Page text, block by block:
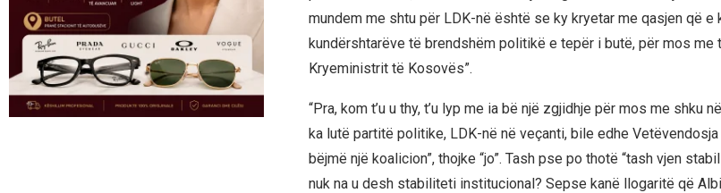
mundem me shtu për LDK-në është se ky kryetar me qasjen që e
kundërshtarëve të brendshëm politikë e tepër i butë, për mos me
Kryeministrit të Kosovës”.
“Pra, kom t’u u thy, t’u lyp me ia bë një zgjidhje për mos me shku
ka lutë partitë politike, LDK-në në veçanti, bile edhe Vetëvendosja
bëjmë një koalicion”, thojke “jo”. Tash pse po thotë “tash vjen
nuk na u desh stabiliteti institucional? Sepse kanë llogaritë që